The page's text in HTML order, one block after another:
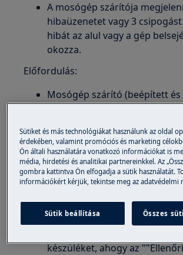
A mosógép szárítója
hibaüzenetet vagy 3
hibát az alul vagy a gép
okozza.
Előfordulás:
Mosógép szárító (beépített és
Megoldás:
1. Ellenőrizze a víz tápvezetékét.
A tömlő szivárgása víz folyását
gépbe, ezért ellenőrizze a
csatlakozását a csaphoz és a
készüléket, ahogy az
Sütiket és más technológiákat használunk az oldal
érdekében, valamint promóciós és marketing
Ön általi használatára vonatkozó információkat is
média, hirdetési és analitikai partnereinkkel. Az
gombra kattintva Ön elfogadja a sütik használatát.
információkért kérjük, tekintse meg az adatvédelmi
Sütik beállítása Összes